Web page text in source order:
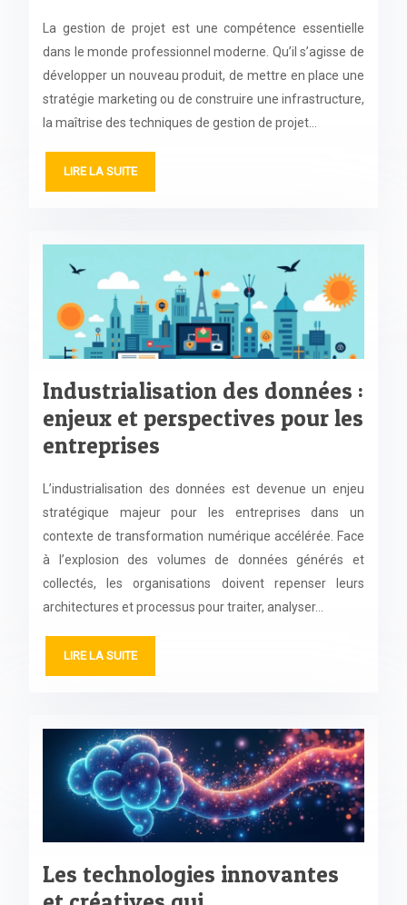
La gestion de projet est une compétence essentielle
dans le monde professionnel moderne. Qu’il s’agisse de
développer un nouveau produit, de mettre en place une
stratégie marketing ou de construire une infrastructure,
la maîtrise des techniques de gestion de projet…
LIRE LA SUITE
Industrialisation des données :
enjeux et perspectives pour les
entreprises
L’industrialisation des données est devenue un enjeu
stratégique majeur pour les entreprises dans un
contexte de transformation numérique accélérée. Face
à l’explosion des volumes de données générés et
collectés, les organisations doivent repenser leurs
architectures et processus pour traiter, analyser…
LIRE LA SUITE
Les technologies innovantes